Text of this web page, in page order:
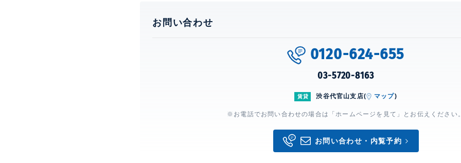
お問い合わせ
0120-624-655
03-5720-8163
賃貸 渋谷代官山支店( マップ)
※お電話でお問い合わせの場合は「ホームページを見て」とお伝えください
お問い合わせ・内覧予約